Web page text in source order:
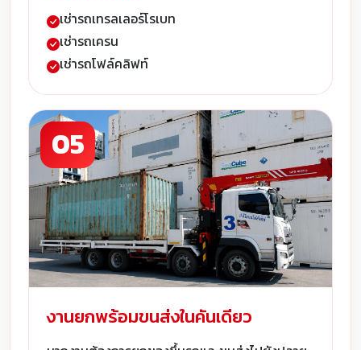
เช่ารถเทรลเลอร์โรเบท
เช่ารถเครน
เช่ารถโฟล์คลิฟท์
05
งานยกพร้อมขนส่งในคันเดียว